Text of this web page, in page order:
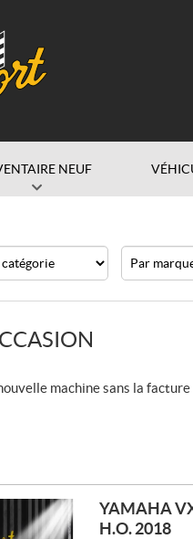
NEUF
machine sans la facture
YAMAHA
H.O. 2018